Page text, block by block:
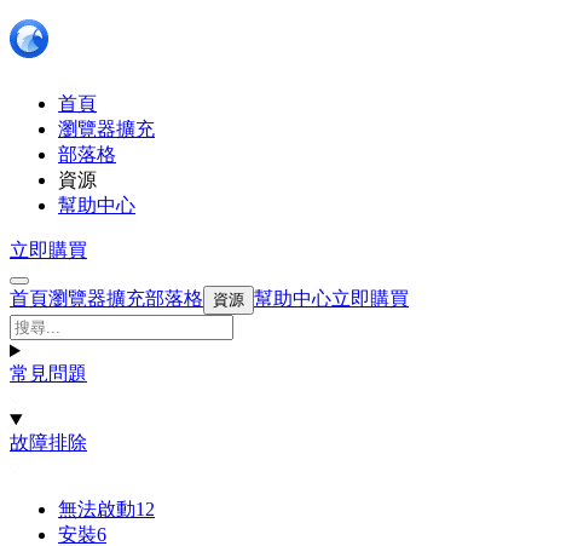
首頁
瀏覽器擴充
部落格
資源
幫助中心
立即購買
首頁瀏覽器擴充部落格 資源 幫助中心立即購買
常見問題
故障排除
無法啟動12
安裝6